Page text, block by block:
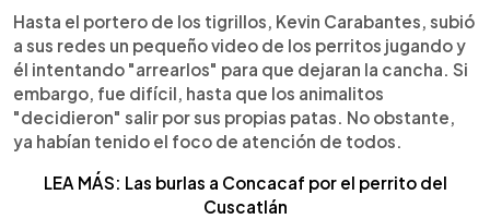
Hasta el portero de los tigrillos, Kevin Carabantes, subió
a sus redes un pequeño video de los perritos jugando y
él intentando "arrearlos" para que dejaran la cancha. Si
embargo, fue difícil, hasta que los animalitos
"decidieron" salir por sus propias patas. No obstante,
ya habían tenido el foco de atención de todos.
LEA MÁS: Las burlas a Concacaf por el perrito del
Cuscatlán